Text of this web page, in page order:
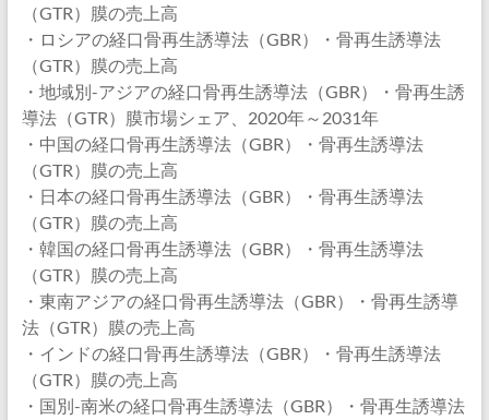
（GTR）膜の売上高
・ロシアの経口骨再生誘導法（GBR）・骨再生誘導法
（GTR）膜の売上高
・地域別-アジアの経口骨再生誘導法（GBR）・骨再生誘
導法（GTR）膜市場シェア、2020年～2031年
・中国の経口骨再生誘導法（GBR）・骨再生誘導法
（GTR）膜の売上高
・日本の経口骨再生誘導法（GBR）・骨再生誘導法
（GTR）膜の売上高
・韓国の経口骨再生誘導法（GBR）・骨再生誘導法
（GTR）膜の売上高
・東南アジアの経口骨再生誘導法（GBR）・骨再生誘導
法（GTR）膜の売上高
・インドの経口骨再生誘導法（GBR）・骨再生誘導法
（GTR）膜の売上高
・国別-南米の経口骨再生誘導法（GBR）・骨再生誘導法